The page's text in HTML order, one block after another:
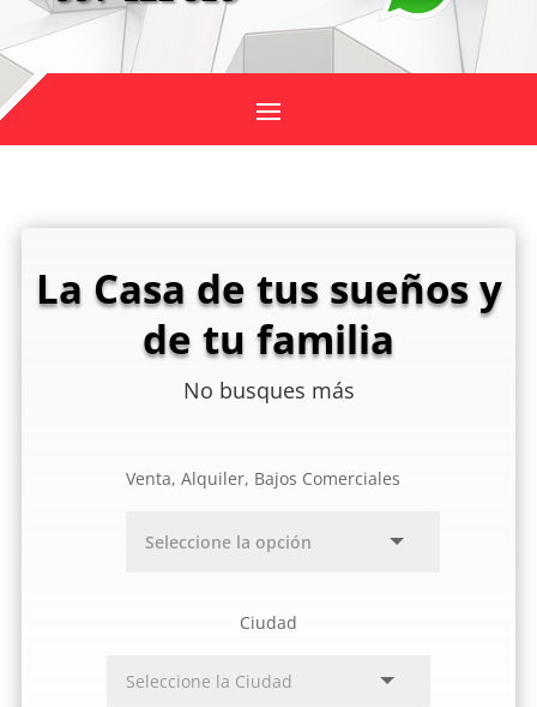
La Casa de tus sueños y
de tu familia
No busques más
Venta, Alquiler, Bajos Comerciales
Ciudad